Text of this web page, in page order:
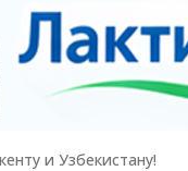
и Узбекистану!